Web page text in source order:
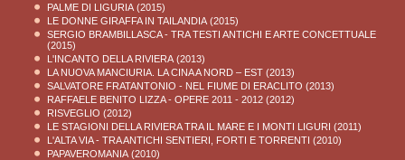
PALME DI LIGURIA (2015)
LE DONNE GIRAFFA IN TAILANDIA (2015)
SERGIO BRAMBILLASCA - TRA TESTI ANTICHI E ARTE CONCETTUALE
(2015)
L'INCANTO DELLA RIVIERA (2013)
LA NUOVA MANCIURIA. LA CINA A NORD – EST (2013)
SALVATORE FRATANTONIO - NEL FIUME DI ERACLITO (2013)
RAFFAELE BENITO LIZZA - OPERE 2011 - 2012 (2012)
RISVEGLIO (2012)
LE STAGIONI DELLA RIVIERA TRA IL MARE E I MONTI LIGURI (2011)
L'ALTA VIA - TRA ANTICHI SENTIERI, FORTI E TORRENTI (2010)
PAPAVEROMANIA (2010)